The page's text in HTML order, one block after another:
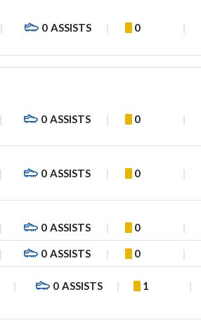
0 ASSISTS 0
0 ASSISTS 0
0 ASSISTS 0
0 ASSISTS 0
0 ASSISTS 0
0 ASSISTS 1